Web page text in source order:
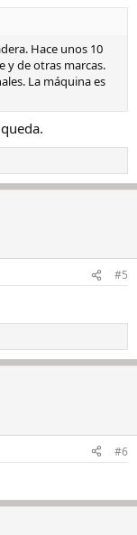
Hace unos 10
y de otras marcas.
La máquina es
#5
#6